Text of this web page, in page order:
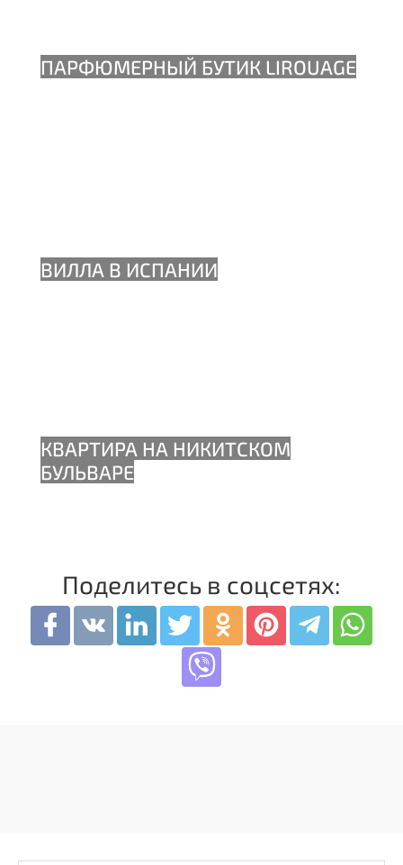
Поделитесь в соцсетях: